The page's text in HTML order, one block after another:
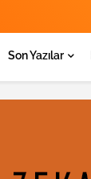
Son Yazılar